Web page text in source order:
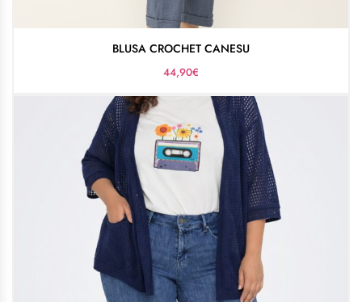
BLUSA CROCHET CANESU
44,90€